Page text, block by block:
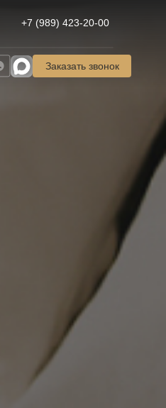
Заказать звонок
+7 (989) 423-20-00